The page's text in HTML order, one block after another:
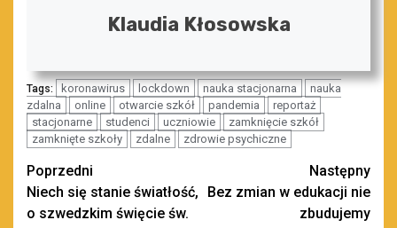
Klaudia Kłosowska
Tags: koronawirus lockdown nauka stacjonarna
nauka
zdalna
online otwarcie szkół pandemia
reportaż
stacjonarne
studenci uczniowie
zamknięcie szkół
zamknięte szkoły
zdalne zdrowie psychiczne
Zobacz
wpisy
Poprzedni
Niech się stanie światłość,
o szwedzkim święcie św.
Następny
Bez zmian w edukacji nie
zbudujemy